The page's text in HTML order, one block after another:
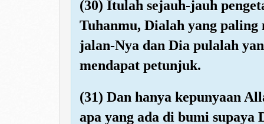
(30) Itulah sejauh-jauh
Tuhanmu, Dialah yang paling
jalan-Nya dan Dia pulalah
mendapat petunjuk.
(31) Dan hanya kepunyaan
apa yang ada di bumi supaya